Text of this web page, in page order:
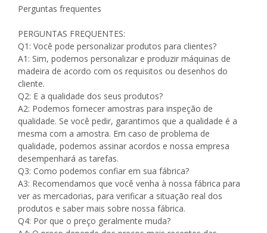
Perguntas frequentes
PERGUNTAS FREQUENTES:
Q1: Você pode personalizar produtos para clientes?
A1: Sim, podemos personalizar e produzir máquinas de
madeira de acordo com os requisitos ou desenhos do
cliente.
Q2: E a qualidade dos seus produtos?
A2: Podemos fornecer amostras para inspeção de
qualidade. Se você pedir, garantimos que a qualidade é a
mesma com a amostra. Em caso de problema de
qualidade, podemos assinar acordos e nossa empresa
desempenhará as tarefas.
Q3: Como podemos confiar em sua fábrica?
A3: Recomendamos que você venha à nossa fábrica para
ver as mercadorias, para verificar a situação real dos
produtos e saber mais sobre nossa fábrica.
Q4: Por que o preço geralmente muda?